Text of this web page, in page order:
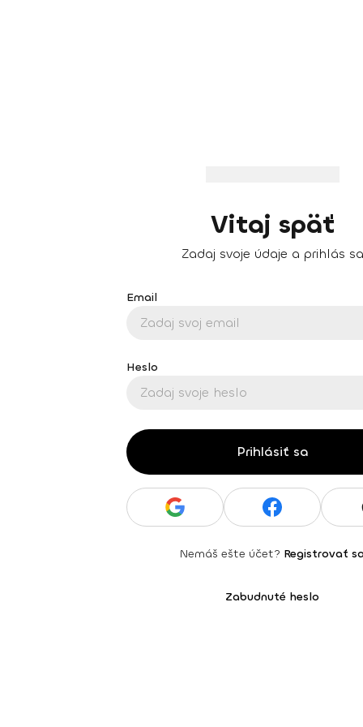
Vitaj späť
Zadaj svoje údaje a prihlás sa
Email
Heslo
Prihlásiť sa
Nemáš ešte účet? Registrovať
Zabudnuté heslo